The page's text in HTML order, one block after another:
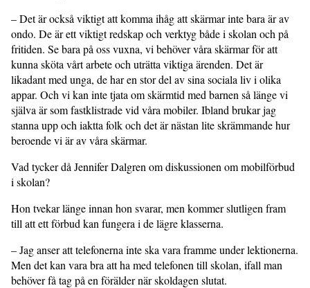
– Det är också viktigt att komma ihåg att skärmar inte bara är av
ondo. De är ett viktigt redskap och verktyg både i skolan och på
fritiden. Se bara på oss vuxna, vi behöver våra skärmar för att
kunna sköta vårt arbete och uträtta viktiga ärenden. Det är
likadant med unga, de har en stor del av sina sociala liv i olika
appar. Och vi kan inte tjata om skärmtid med barnen så länge vi
själva är som fastklistrade vid våra mobiler. Ibland brukar jag
stanna upp och iaktta folk och det är nästan lite skrämmande hur
beroende vi är av våra skärmar.
Vad tycker då Jennifer Dalgren om diskussionen om mobilförbud
i skolan?
Hon tvekar länge innan hon svarar, men kommer slutligen fram
till att ett förbud kan fungera i de lägre klasserna.
– Jag anser att telefonerna inte ska vara framme under lektionerna.
Men det kan vara bra att ha med telefonen till skolan, ifall man
behöver få tag på en förälder när skoldagen slutat.